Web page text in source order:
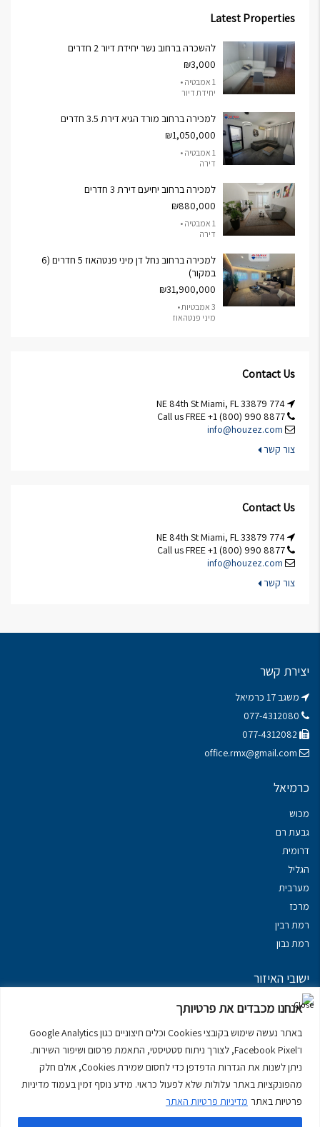
אנחנו מכבדים את פרטיותך
באתר נעשה שימוש בקובצי Cookies וכלים חיצוניים כגון Google Analytics
ו־Facebook Pixel, לצורך ניתוח סטטיסטי, התאמת פרסום ושיפור השירות.
ניתן לשנות את הגדרות הדפדפן כדי לחסום שמירת Cookies, אולם חלק
מהפונקציות באתר עלולות שלא לפעול כראוי. מידע נוסף זמין בעמוד מדיניות
פרטיות באתר מדיניות פרטיות האתר
Latest Properties
להשכרה ברחוב נשר יחידת דיור 2 חדרים
₪3,000
1 אמבטיה •
יחידת דיור
למכירה ברחוב מורד הגיא דירת 3.5 חדרים
₪1,050,000
1 אמבטיה •
דירה
למכירה ברחוב יחיעם דירת 3 חדרים
₪880,000
1 אמבטיה •
דירה
למכירה ברחוב נחל דן מיני פנטהאוז 5 חדרים (6
במקור)
₪31,900,000
3 אמבטיות •
מיני פנטהאוז
Contact Us
info@houzez.com
צור קשר
Contact Us
info@houzez.com
צור קשר
יצירת קשר
משגב 17 כרמיאל
office.rmx@gmail.com
כרמיאל
מכוש
גבעת רם
דרומית
הגליל
מערבית
מרכז
רמת רבין
רמת נבון
ישובי האיזור
נכסים במשגב
מרום הגליל